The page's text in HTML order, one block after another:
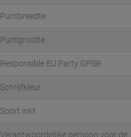
Responsible EU Party GPSR
Schrijfkleur
Soort inkt
Verantwoordelijke persoon voor de